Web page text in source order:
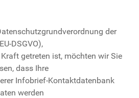
der
DSGVO),
getreten ist, möchten wir Sie
dass Ihre
Infobrief-Kontaktdatenbank
werden